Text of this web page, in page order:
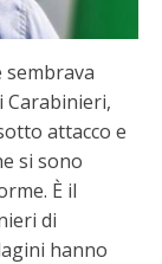
sembrava
Carabinieri,
attacco e
si sono
È il
di
hanno